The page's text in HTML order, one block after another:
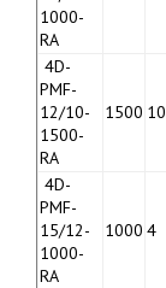
1000-
RA
4D-
PMF-
12/10-
1500-
RA
1500 10
4D-
PMF-
15/12-
1000-
RA
1000 4